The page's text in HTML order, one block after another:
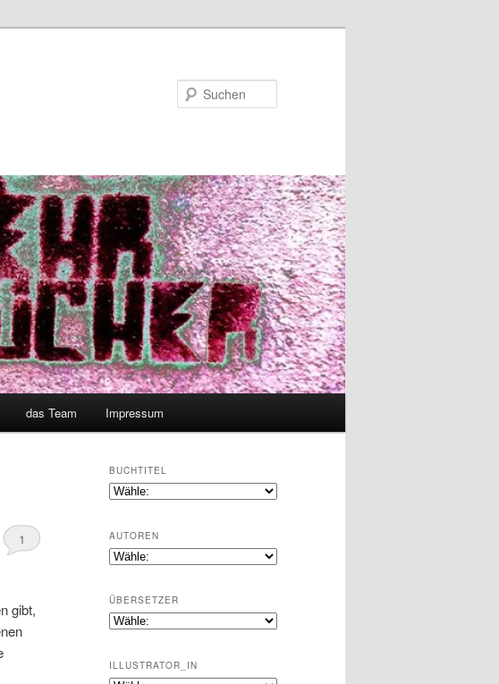
das Team Impressum
1
gibt,
BUCHTITEL
AUTOREN
ÜBERSETZER
ILLUSTRATOR_IN